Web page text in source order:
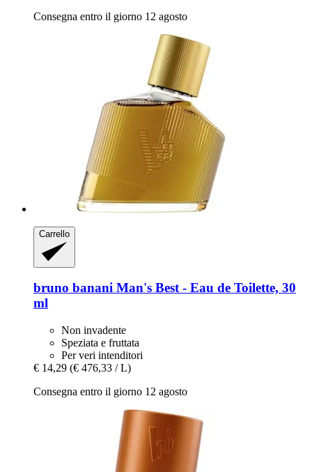
Consegna entro il giorno 12 agosto
Carrello
bruno banani Man's Best -​ Eau de Toilette, 30
ml
Non invadente
Speziata e fruttata
Per veri intenditori
€ 14,29 (€ 476,33 / L)
Consegna entro il giorno 12 agosto